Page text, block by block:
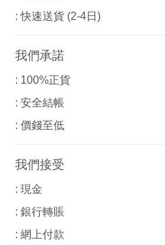
: 快速送貨 (2-4日)
我們承諾
: 100%正貨
: 安全結帳
: 價錢至低
我們接受
: 現金
: 銀行轉賬
: 網上付款